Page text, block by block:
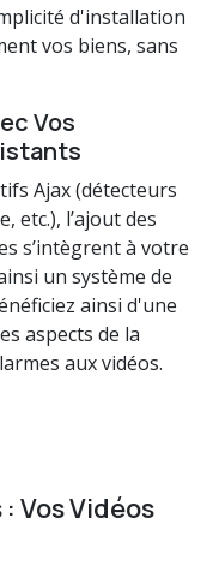
d'installation
vos biens, sans
Vos
Ajax (détecteurs
etc.), l’ajout des
s’intègrent à votre
un système de
ainsi d'une
aspects de la
aux vidéos.
Vos Vidéos